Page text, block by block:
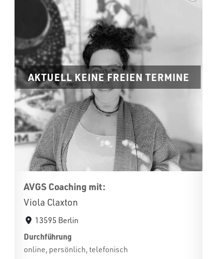
AKTUELL KEINE FREIEN TERMINE
AVGS Coaching mit:
Viola Claxton
13595 Berlin
Durchführung
online, persönlich, telefonisch